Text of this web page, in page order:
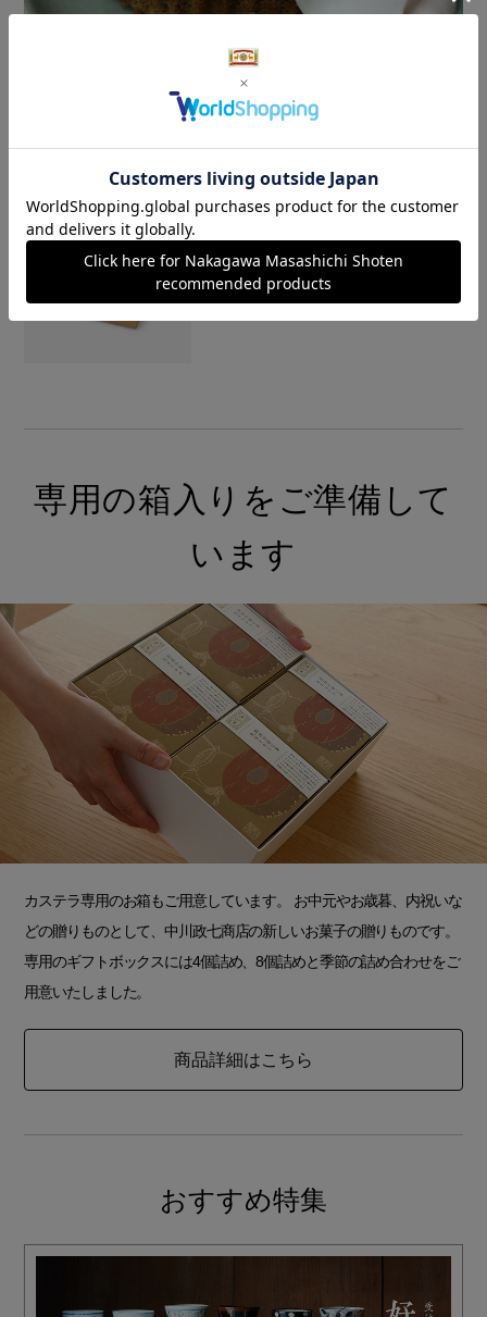
ストックしておくと、急なお客様にもお茶菓子として重宝しま
奈良の焙じ茶 丸カステラ
ご自宅用やお配りものにも
専用の箱入りをご準備して
います
カステラ専用のお箱もご用意しています。 お中元やお歳暮、内祝いな
どの贈りものとして、中川政七商店の新しいお菓子の贈りものです。
専用のギフトボックスには4個詰め、8個詰めと季節の詰め合わせをご
用意いたしました。
商品詳細はこちら
おすすめ特集